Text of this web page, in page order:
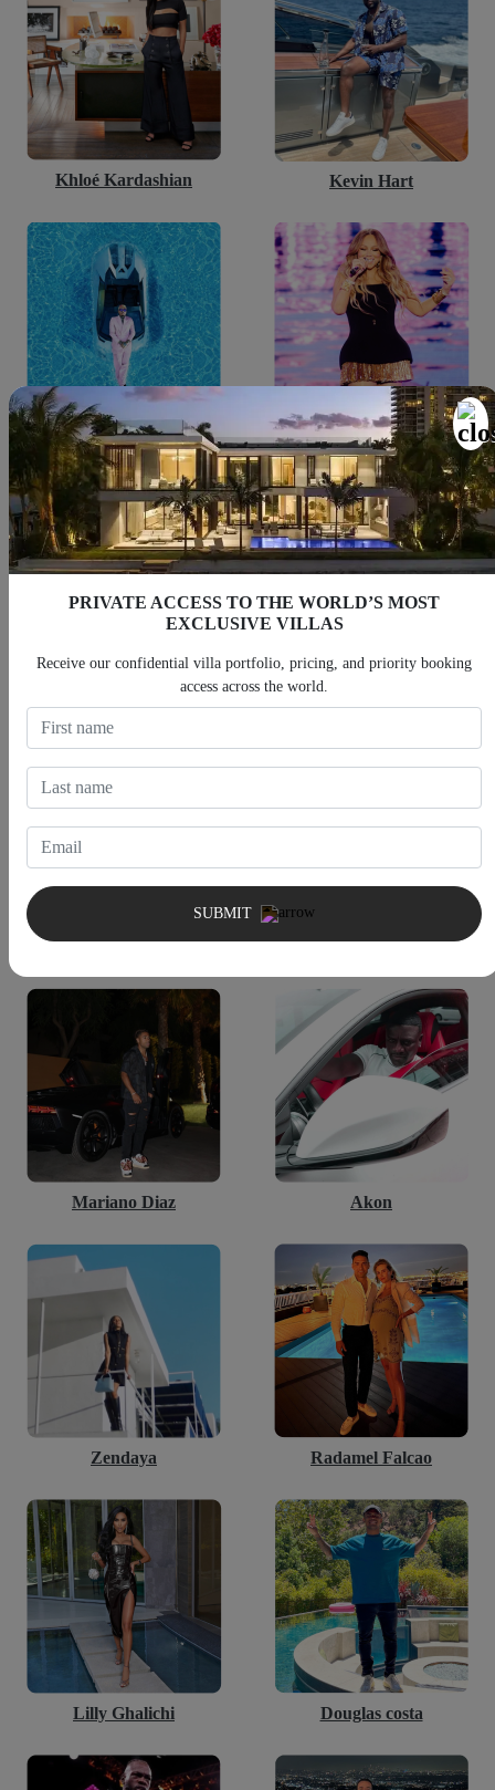
Khloé Kardashian Kevin Hart
Chris Brown Mariah Carey
Marc Gasol Kamaru Usman
Mariano Diaz Akon
Zendaya Radamel Falcao
Lilly Ghalichi Douglas costa
PRIVATE ACCESS TO THE WORLD’S MOST
EXCLUSIVE VILLAS
Receive our confidential villa portfolio, pricing, and priority booking
access across the world.
SUBMIT